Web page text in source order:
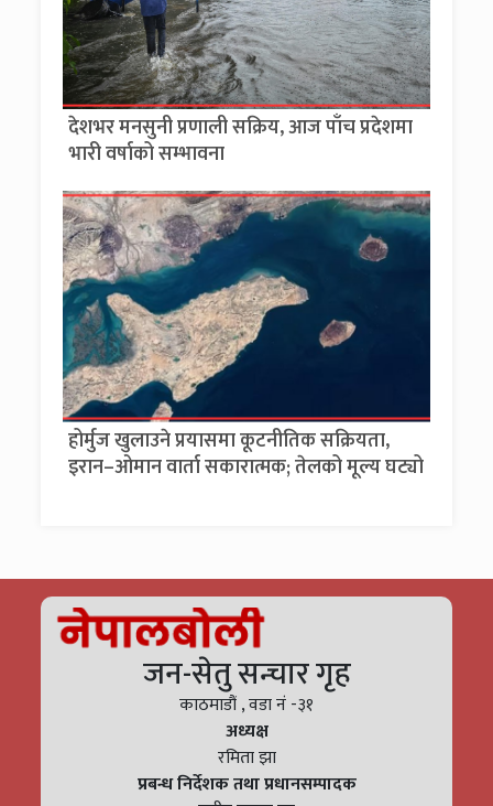
देशभर मनसुनी प्रणाली सक्रिय, आज पाँच प्रदेशमा
भारी वर्षाको सम्भावना
होर्मुज खुलाउने प्रयासमा कूटनीतिक सक्रियता,
इरान–ओमान वार्ता सकारात्मक; तेलको मूल्य घट्यो
जन-सेतु सन्चार गृह
काठमाडौं , वडा नं -३१
अध्यक्ष
रमिता झा
प्रबन्ध निर्देशक तथा प्रधानसम्पादक